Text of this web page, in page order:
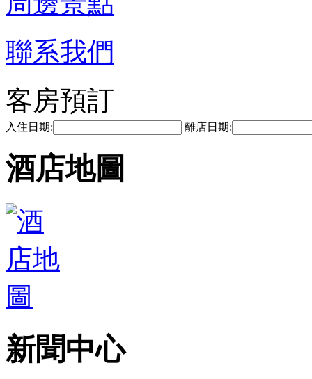
聯系我們
客房預訂
入住日期: 離店日期:
酒店地圖
新聞中心